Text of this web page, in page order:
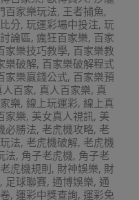
百家樂玩法, 王者捕魚,
分, 玩運彩場中投注, 玩
論區, 瘋狂百家樂, 百家
家樂技巧教學, 百家樂教
樂破解, 百家樂破解程式
家樂贏錢公式, 百家樂預
人百家, 真人百家樂, 真
樂, 線上玩運彩, 線上真
家樂, 美女真人視訊, 美
必勝法, 老虎機攻略, 老
法, 老虎機破解, 老虎機
法, 角子老虎機, 角子老
虎機規則, 財神娛樂, 財
, 足球聯賽, 通博娛樂, 通
, 運彩中獎查詢, 運彩免